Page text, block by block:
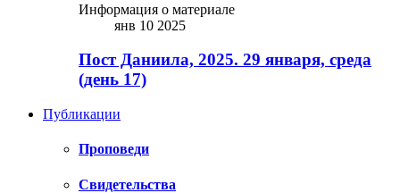
Информация о материале
янв 10 2025
Пост Даниила, 2025. 29 января, среда
(день 17)
Публикации
Проповеди
Свидетельства